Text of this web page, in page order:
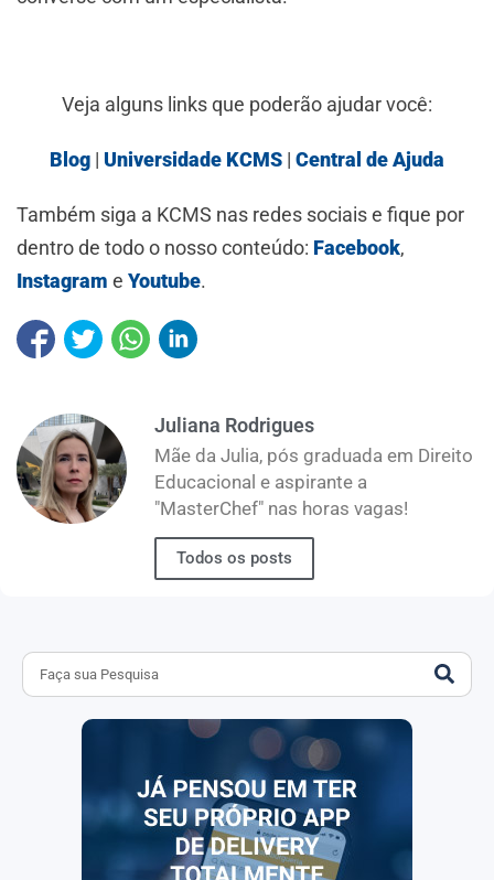
Veja alguns links que poderão ajudar você:
Blog | Universidade KCMS | Central de Ajuda
Também siga a KCMS nas redes sociais e fique por
dentro de todo o nosso conteúdo: Facebook,
Instagram e Youtube.
Juliana Rodrigues
Mãe da Julia, pós graduada em Direito
Educacional e aspirante a
"MasterChef" nas horas vagas!
Todos os posts